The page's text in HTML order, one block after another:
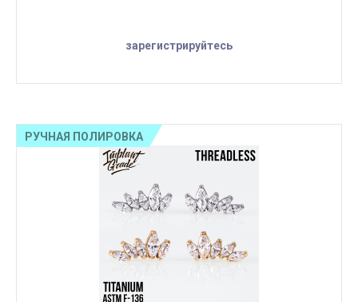
зарегистрируйтесь
РУЧНАЯ ПОЛИРОВКА